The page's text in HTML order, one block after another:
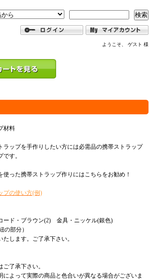
検索
ようこそ、 ゲスト 様
材料
ラップを手作りしたい方には必需品の携帯ストラップ
す。
使った携帯ストラップ作りにはこちらをお勧め！
プの使い方(例)
ード・ブラウン(2) 金具・ニッケル(銀色)
の部分）
します。ご了承下さい。
了承下さい。
よって実際の商品と色合いが異なる場合がございま